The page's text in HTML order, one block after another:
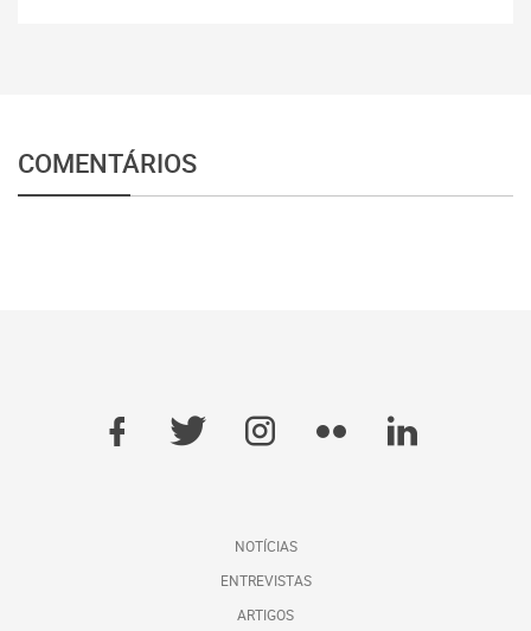
COMENTÁRIOS
NOTÍCIAS
ENTREVISTAS
ARTIGOS